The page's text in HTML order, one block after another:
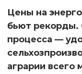
Цены на
бьют рекорды.
процесса —
аграрии всего